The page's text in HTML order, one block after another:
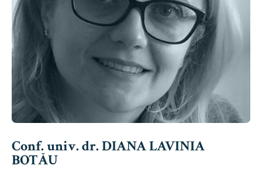
Conf. univ. dr. DIANA LAVINIA
BOTĂU